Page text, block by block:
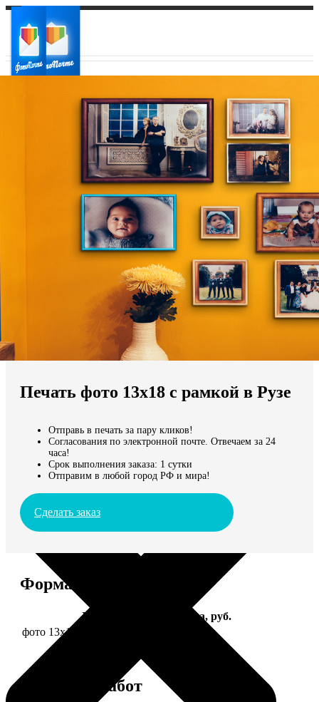
Ваш регион доставки
Выберите из списка:
Мы доставляем по всему миру
Продолжить без города
Печать фото 13х18 с рамкой в Рузе
Отправь в печать за пару кликов!
Согласования по электронной почте. Отвечаем за 24
часа!
Срок выполнения заказа: 1 сутки
Отправим в любой город РФ и мира!
Сделать заказ
Форматы и цены
Услуга
Цена, руб.
фото 13х18 в деревянной рамке
Примеры работ